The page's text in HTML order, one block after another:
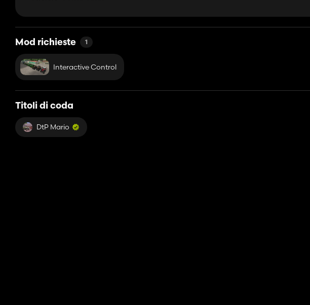
Mod richieste 1
Interactive Control
Titoli di coda
DtP Mario